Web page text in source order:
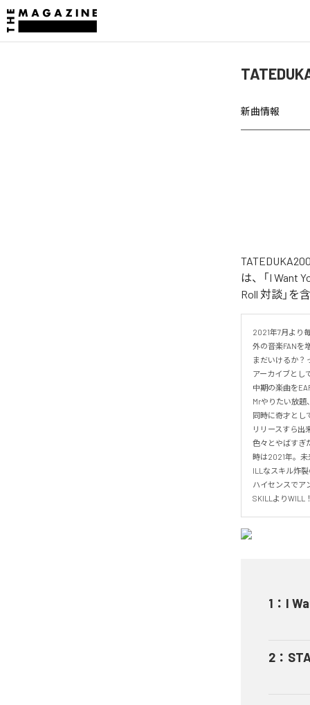
新曲情報
は、「I Want
Roll 対談」を
2021年7月より
外の音楽FANを
まだいけるか？
アーカイブとし
中期の楽曲を
Mrやりたい放題
同時に奇才とし
リリースすら出
色々とやばすぎ
時は2021年。未
ILLなスキル炸裂
ハイセンスでア
SKILLよりWILL！
1 ： I
2 ：